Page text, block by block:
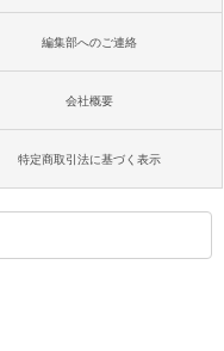
編集部へのご連絡
会社概要
特定商取引法に基づく表示